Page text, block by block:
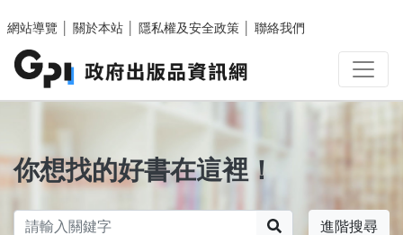
網站導覽
關於本站 隱私權及安全政策 聯絡我們
你想找的好書在這裡！
進階搜尋